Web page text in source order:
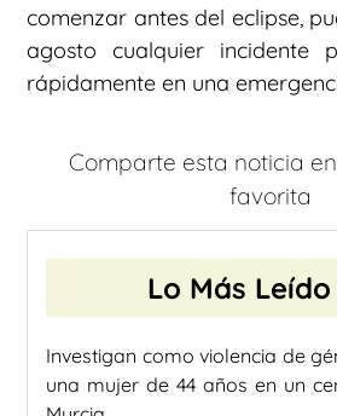
comenzar antes del eclipse,
agosto cualquier incidente
rápidamente en una
Comparte esta noticia
favorita
Lo Más
Investigan como violencia de
una mujer de 44 años en un